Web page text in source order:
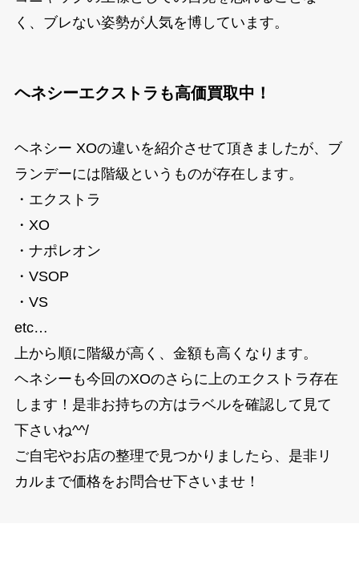
く、ブレない姿勢が人気を博しています。
ヘネシーエクストラも高価買取中！
ヘネシー XOの違いを紹介させて頂きましたが、ブ
ランデーには階級というものが存在します。
・エクストラ
・XO
・ナポレオン
・VSOP
・VS
etc…
上から順に階級が高く、金額も高くなります。
ヘネシーも今回のXOのさらに上のエクストラ存在
します！是非お持ちの方はラベルを確認して見て
下さいね^^/
ご自宅やお店の整理で見つかりましたら、是非リ
カルまで価格をお問合せ下さいませ！